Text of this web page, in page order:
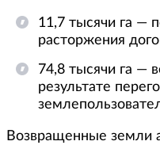
11,7 тысячи га —
расторжения
74,8 тысячи га —
результате
Возвращенные земли